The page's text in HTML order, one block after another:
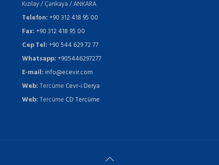
Kızılay / Çankaya / ANKARA
Telefon:+90 312 418 95 00
Fax:+90 312 418 95 00
Cep Tel:+90 544 629 72 77
Whatsapp:+905446297277
E-mail:info@ecevir.com
Web:Tercüme Cevr-i Derya
Web:Tercüme CD Tercüme